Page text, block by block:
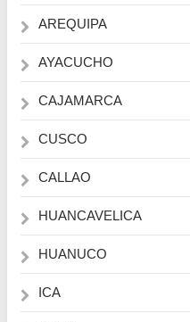
AREQUIPA
AYACUCHO
CAJAMARCA
CUSCO
CALLAO
HUANCAVELICA
HUANUCO
ICA